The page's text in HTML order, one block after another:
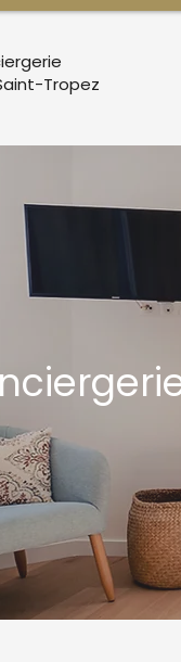
Tropez